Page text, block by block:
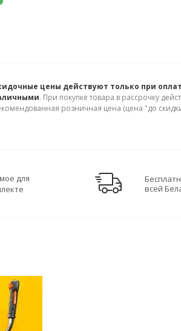
цены действуют только при
. При покупке товара в рассрочку
розничная цена (цена "до
для
всей